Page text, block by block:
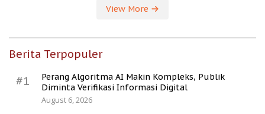
View More
Berita Terpopuler
#1
Perang Algoritma AI Makin Kompleks, Publik
Diminta Verifikasi Informasi Digital
August 6, 2026